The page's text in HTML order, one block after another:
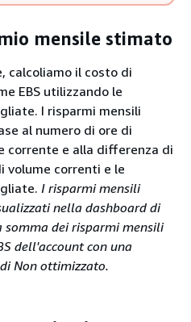
mensile stimato
calcoliamo il costo di
EBS utilizzando le
I risparmi mensili
al numero di ore di
corrente e alla differenza di
volume correnti e le
I risparmi mensili
nella dashboard di
somma dei risparmi mensili
dell'account con una
Non ottimizzato.